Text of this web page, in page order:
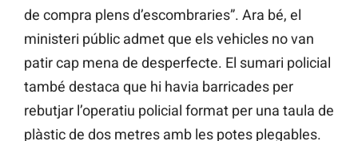
de compra plens d’escombraries”. Ara bé, el
ministeri públic admet que els vehicles no van
patir cap mena de desperfecte. El sumari policial
també destaca que hi havia barricades per
rebutjar l’operatiu policial format per una taula de
plàstic de dos metres amb les potes plegables.